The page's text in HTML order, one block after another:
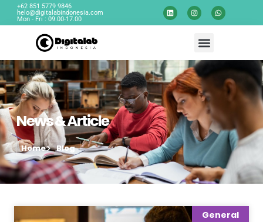
+62 851 5779 9846
helo@digitalabindonesia.com
Mon - Fri : 09.00-17.00
News & Article
Home Blog
General